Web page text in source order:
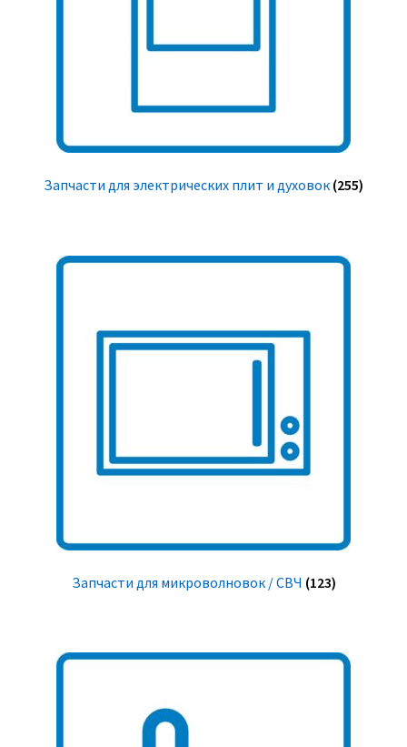
Запчасти для электрических плит и духовок (255)
Запчасти для микроволновок / СВЧ (123)